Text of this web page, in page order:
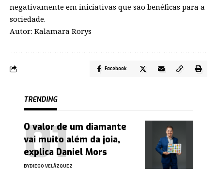
negativamente em iniciativas que são benéficas para a
sociedade.
Autor: Kalamara Rorys
Facebook
TRENDING
O valor de um diamante
vai muito além da joia,
explica Daniel Mors
BYDIEGO VELÁZQUEZ